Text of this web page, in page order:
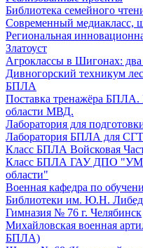
Библиотека семейного
Современный медиакласс,
Региональная
Златоуст
Агроклассы в Шигонах:
Дивногорский техникум
БПЛА
Поставка тренажёра БПЛА.
области МВД.
Лаборатория для
Лаборатория БПЛА для
Класс БПЛА Войсковая
Класс БПЛА ГАУ ДПО
области"
Военная кафедра по
Библиотеки им. Ю.Н.
Гимназия № 76 г. Челябинск
Михайловская военная
БПЛА)